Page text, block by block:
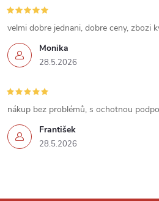
ý
p
i
s
u
Monika
28.5.2026
velmi dobre jednani, dobre ceny, zbozi
František
28.5.2026
nákup bez problémů, s ochotnou